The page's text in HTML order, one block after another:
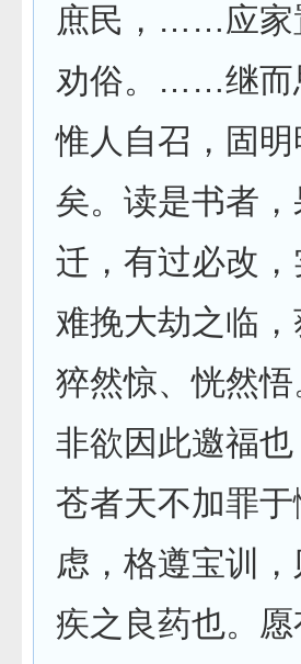
庶民，……应家
劝俗。……继而
惟人自召，固
矣。读是书者
迁，有过必改
难挽大劫之临
猝然惊、恍然
非欲因此邀福
苍者天不加罪
虑，格遵宝训
疾之良药也。